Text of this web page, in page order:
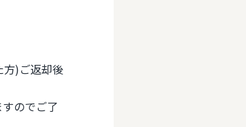
方)ご返却後
のでご了